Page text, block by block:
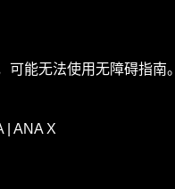
可能无法使用无障碍指南。
| ANA X